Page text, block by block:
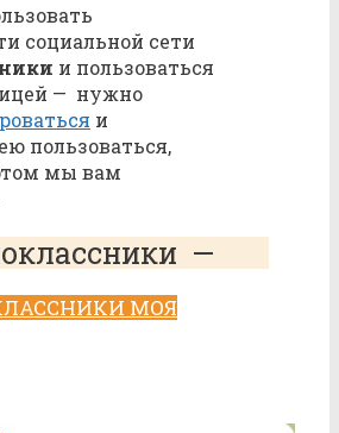
социальной сети
и пользоваться
— нужно
и
пользоваться,
мы вам
—
МОЯ